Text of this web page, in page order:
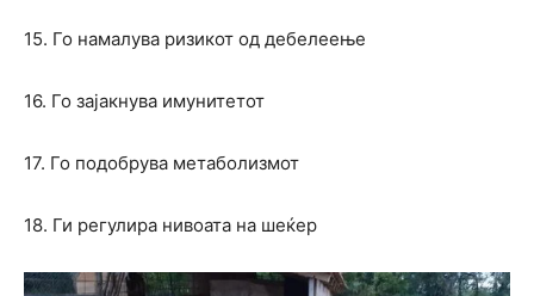
15. Го намалува ризикот од дебелеење
16. Го зајакнува имунитетот
17. Го подобрува метаболизмот
18. Ги регулира нивоата на шеќер